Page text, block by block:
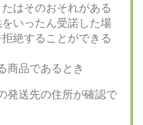
はそのおそれがある
いったん受諾した場
絶することができる
商品であるとき
発送先の住所が確認で